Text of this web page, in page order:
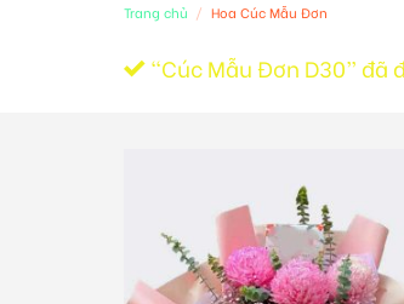
Trang chủ / Hoa Cúc Mẫu Đơn
“Cúc Mẫu Đơn D30”